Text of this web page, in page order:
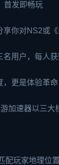
首发即畅玩
你对NS2或
用户，每人
，更是体验革命
加速器以三大
玩家地理位